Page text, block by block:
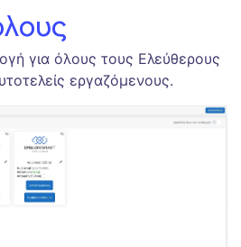
για όλους τους Ελεύθερους
εργαζόμενους.